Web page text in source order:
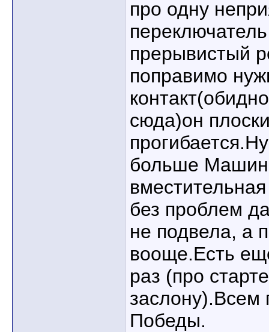
про одну
прерывистый
поправимо
сюда)он
больше
без проблем
не подвела, а
вооще.Есть
раз (про
заслону).Всем
Победы.